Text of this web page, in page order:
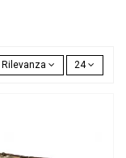
Rilevanza 24